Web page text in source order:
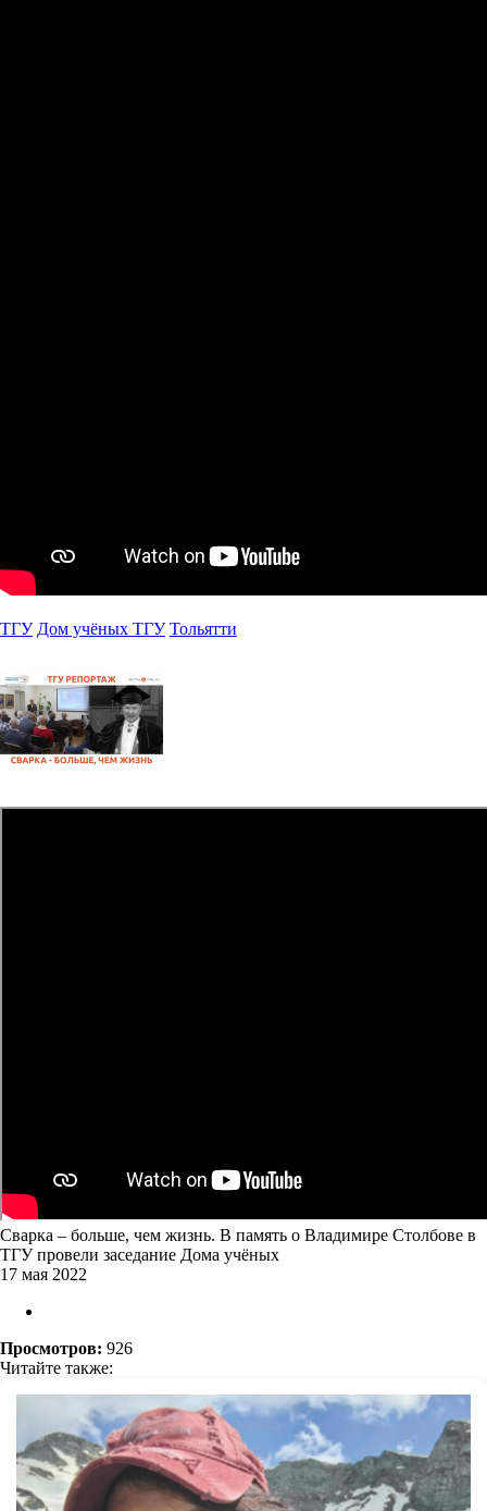
ТГУ Дом учёных ТГУ Тольятти
Сварка – больше, чем жизнь. В память о Владимире Столбове в
ТГУ провели заседание Дома учёных
17 мая 2022
Просмотров: 926
Читайте также: